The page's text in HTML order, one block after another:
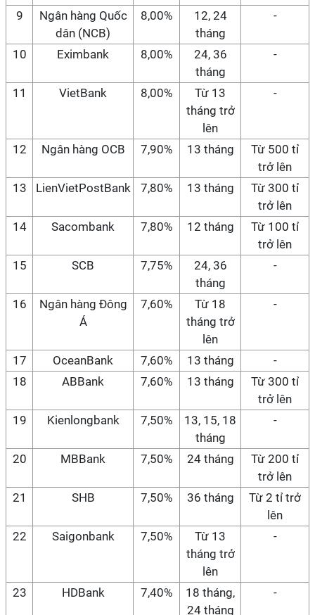
9
Ngân hàng Quốc
dân (NCB)
8,00%
12, 24
tháng
-
10 Eximbank 8,00%
24, 36
tháng
-
11 VietBank 8,00%
Từ 13
tháng trở
lên
-
12 Ngân hàng OCB 7,90% 13 tháng
Từ 500 tỉ
trở lên
13
LienVietPostBank 7,80% 13 tháng
Từ 300 tỉ
trở lên
14
Sacombank 7,80% 12 tháng
Từ 100 tỉ
trở lên
15
SCB 7,75%
24, 36
tháng
-
16
Ngân hàng Đông
Á
7,60%
Từ 18
tháng trở
lên
-
17 OceanBank 7,60% 13 tháng
-
18
ABBank 7,60% 13 tháng
Từ 300 tỉ
trở lên
19
Kienlongbank 7,50%
13, 15, 18
tháng
-
20 MBBank 7,50% 24 tháng
Từ 200 tỉ
trở lên
21
SHB 7,50% 36 tháng
Từ 2 tỉ trở
lên
22
Saigonbank 7,50%
Từ 13
tháng trở
lên
-
23 HDBank 7,40%
18 tháng,
24 tháng
-